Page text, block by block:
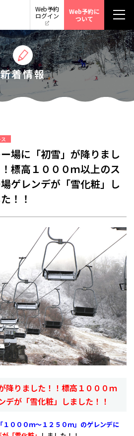
Web予約
ログイン
Web予約に
ついて
新着情報
場に「初雪」が降りまし
標高１０００ｍ以上のス
ゲレンデが「雪化粧」し
！！
降りました！！標高１０００ｍ
デが「雪化粧」しました！！
１０００ｍ～１２５０ｍ」のゲレンデに